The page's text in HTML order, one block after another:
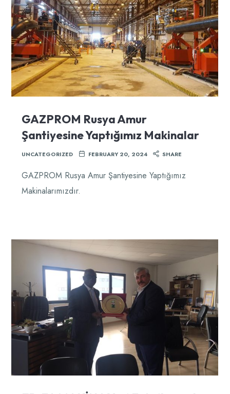
GAZPROM Rusya Amur
Şantiyesine Yaptığımız Makinalar
UNCATEGORIZED FEBRUARY 20, 2024 SHARE
GAZPROM Rusya Amur Şantiyesine Yaptığımız
Makinalarımızdır.